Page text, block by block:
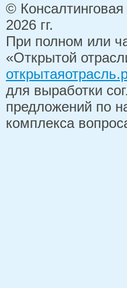
©
2026 гг.
При полном или
«Открытой
для выработки
предложений по
комплекса